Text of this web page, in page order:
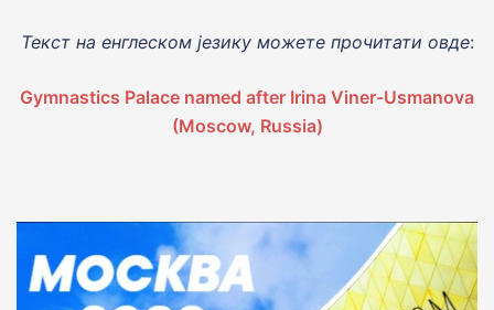
Текст на енглеском jезику можете прочитати овде:
Gymnastics Palace named after Irina Viner-Usmanova
(Moscow, Russia)